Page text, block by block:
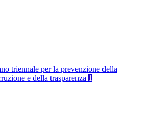
triennale per la prevenzione della
e della trasparenza 1